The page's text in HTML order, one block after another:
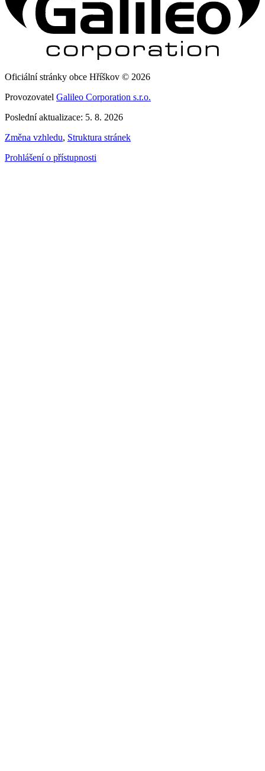
Oficiální stránky obce Hříškov © 2026
Provozovatel Galileo Corporation s.r.o.
Poslední aktualizace: 5. 8. 2026
Změna vzhledu, Struktura stránek
Prohlášení o přístupnosti